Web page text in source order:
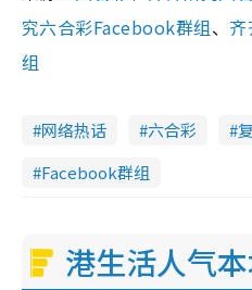
究六合彩Facebook群组、
组
网络热话 六合彩
Facebook群组
港生活人气